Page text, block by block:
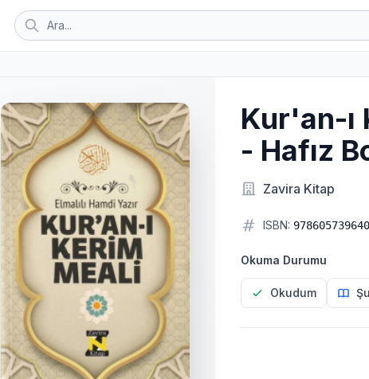
Kur'an-ı
- Hafız
Zavira Kitap
ISBN:
Okuma Durumu
Okudum